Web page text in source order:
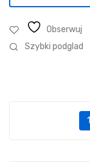
Obserwuj
Szybki podglad
1